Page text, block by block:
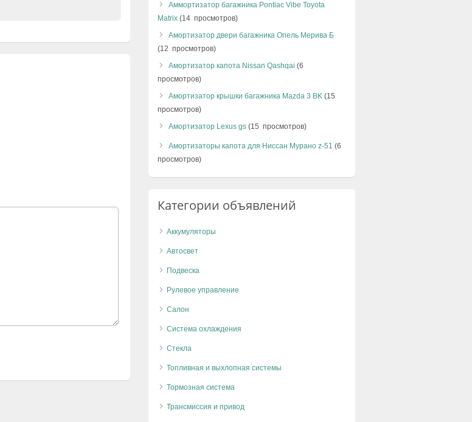
Аммортизатор багажника Pontiac Vibe Toyota
Matrix (14 просмотров)
Амортизатор двери багажника Опель Мерива Б
(12 просмотров)
Амортизатор капота Nissan Qashqai (6
просмотров)
Амортизатор крышки багажника Mazda 3 BK (15
просмотров)
Амортизатор Lexus gs (15 просмотров)
Амортизаторы капота для Ниссан Мурано z-51 (6
просмотров)
Категории объявлений
Аккумуляторы
Автосвет
Подвеска
Рулевое управление
Салон
Система охлаждения
Стекла
Топливная и выхлопная системы
Тормозная система
Трансмиссия и привод